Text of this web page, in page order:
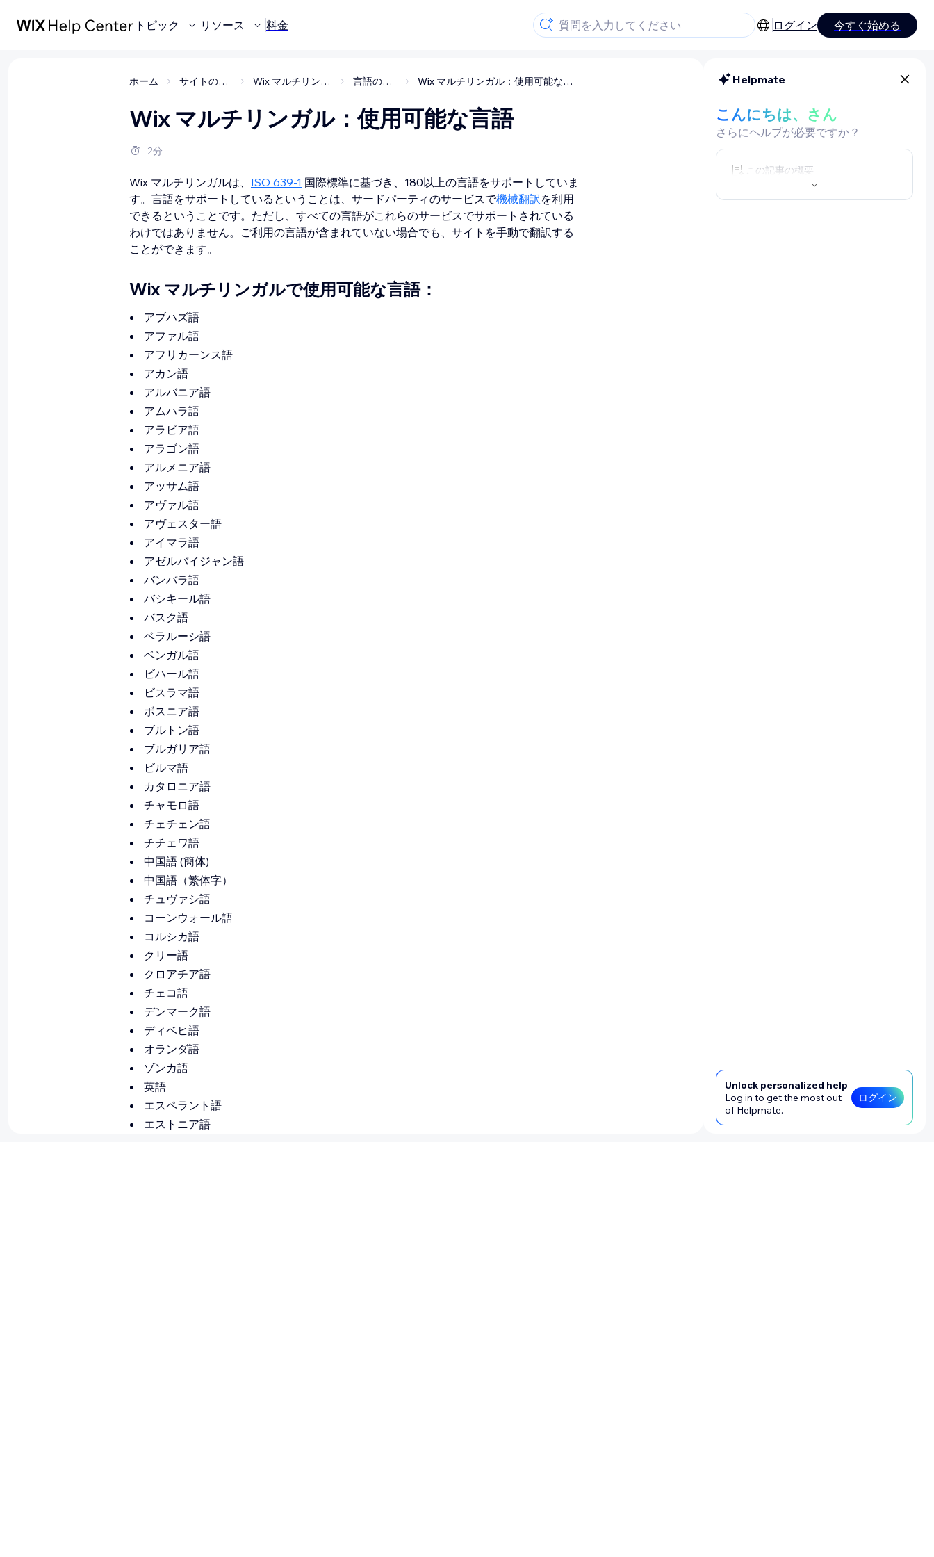
トピック リソース 料金 ログイン 今すぐ始める
ホーム サイトの作成 Wix マルチリンガル 言語の管理 Wix マルチリンガル：使用可能な言語
Wix マルチリンガル：使用可能な言語
2分
Wix マルチリンガルは、 ISO 639-1 国際標準に基づき、180以上の言語をサポートしていま
す。言語をサポートしているということは、サードパーティのサービスで機械翻訳 を利用
できるということです。ただし、すべての言語がこれらのサービスでサポートされている
わけではありません。ご利用の言語が含まれていない場合でも、サイトを手動で翻訳する
ことができます。
Wix マルチリンガルで使用可能な言語：
アブハズ語
アファル語
アフリカーンス語
アカン語
アルバニア語
アムハラ語
アラビア語
アラゴン語
アルメニア語
アッサム語
アヴァル語
アヴェスター語
アイマラ語
アゼルバイジャン語
バンバラ語
バシキール語
バスク語
ベラルーシ語
ベンガル語
ビハール語
ビスラマ語
ボスニア語
ブルトン語
ブルガリア語
ビルマ語
カタロニア語
チャモロ語
チェチェン語
チチェワ語
中国語 (簡体)
中国語（繁体字）
チュヴァシ語
コーンウォール語
コルシカ語
クリー語
クロアチア語
チェコ語
デンマーク語
ディベヒ語
オランダ語
ゾンカ語
英語
エスペラント語
エストニア語
Helpmate
こんにちは、さん
さらにヘルプが必要ですか？
この記事の概要
Unlock personalized help
Log in to get the most out
of Helpmate.
ログイン